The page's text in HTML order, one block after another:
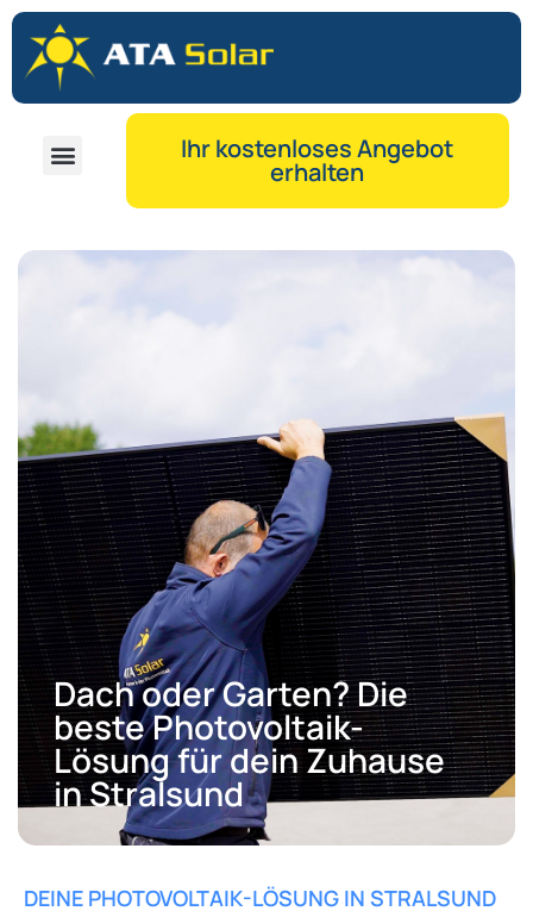
Ihr kostenloses Angebot
erhalten
Dach oder Garten? Die
beste Photovoltaik-
Lösung für dein Zuhause
in Stralsund
DEINE PHOTOVOLTAIK-LÖSUNG IN STRALSUND